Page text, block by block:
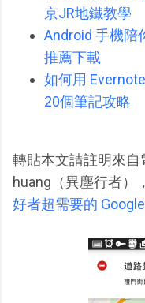
京JR地鐵教學
Android 手機陪
推薦下載
如何用
20個筆記攻略
轉貼本文請註明來
huang（異塵行者）
好者超需要的